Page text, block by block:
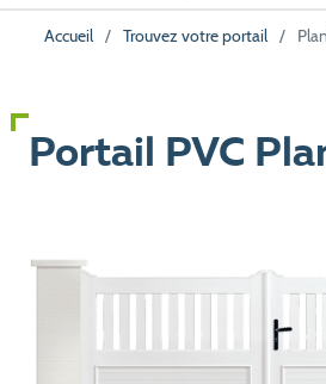
Accueil / Trouvez votre portail /
Portail PVC